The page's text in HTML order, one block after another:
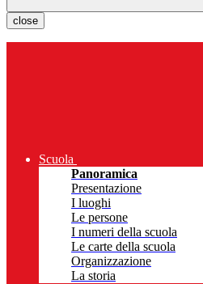
close
Scuola
Panoramica
Presentazione
I luoghi
Le persone
I numeri della scuola
Le carte della scuola
Organizzazione
La storia